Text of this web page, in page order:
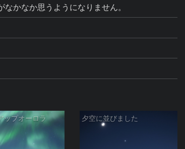
かなか思うようになりません。
ップオーロラ 夕空に並びました